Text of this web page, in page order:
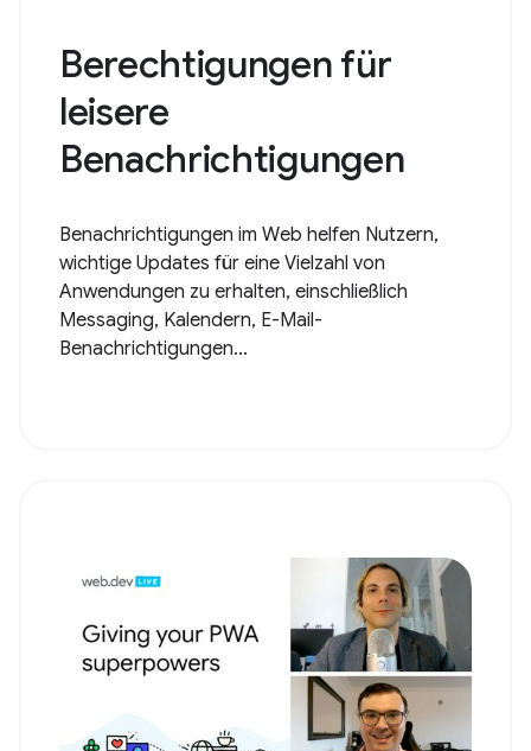
Berechtigungen für
leisere
Benachrichtigungen
Benachrichtigungen im Web helfen Nutzern,
wichtige Updates für eine Vielzahl von
Anwendungen zu erhalten, einschließlich
Messaging, Kalendern, E-Mail-
Benachrichtigungen...